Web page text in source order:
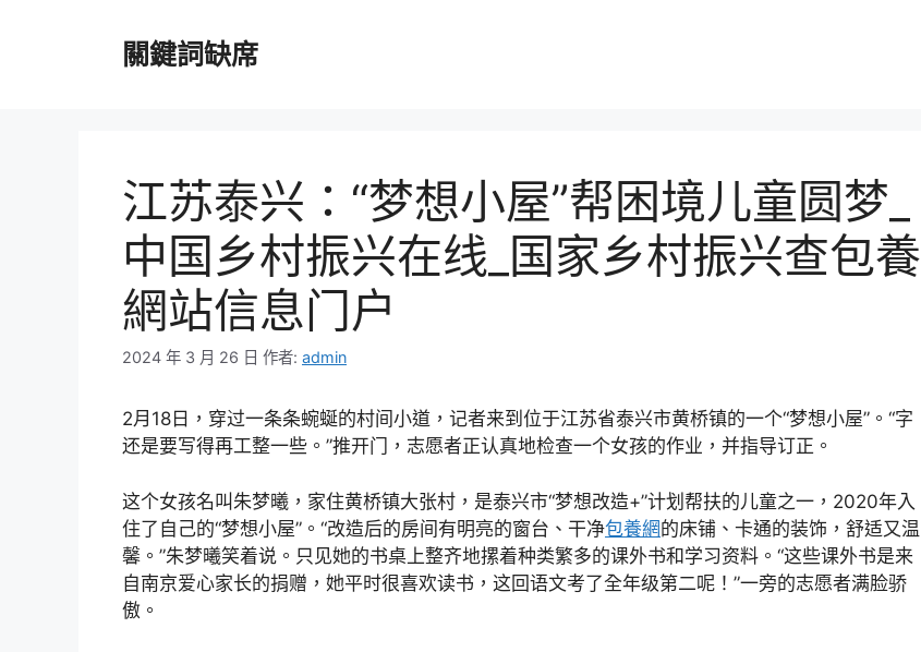
關鍵詞缺席
江苏泰兴：“梦想小屋”帮困境儿童圆梦_
中国乡村振兴在线_国家乡村振兴查包養
網站信息门户
2024 年 3 月 26 日 作者: admin
2月18日，穿过一条条蜿蜒的村间小道，记者来到位于江苏省泰兴市黄桥镇的一个“梦想小屋”。“字
还是要写得再工整一些。”推开门，志愿者正认真地检查一个女孩的作业，并指导订正。
这个女孩名叫朱梦曦，家住黄桥镇大张村，是泰兴市“梦想改造+”计划帮扶的儿童之一，2020年入
住了自己的“梦想小屋”。“改造后的房间有明亮的窗台、干净包養網的床铺、卡通的装饰，舒适又温
馨。”朱梦曦笑着说。只见她的书桌上整齐地摞着种类繁多的课外书和学习资料。“这些课外书是来
自南京爱心家长的捐赠，她平时很喜欢读书，这回语文考了全年级第二呢！”一旁的志愿者满脸骄
傲。